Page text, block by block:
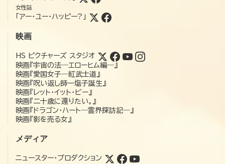
女性誌
「アー・ユー・ハッピー?」
映画
HS ピクチャーズ スタジオ
映画『宇宙の法―エローヒム編―』
映画『愛国女子―紅武士道』
映画『呪い返し師—塩子誕生』
映画『レット・イット・ビー』
映画『二十歳に還りたい。』
映画『ドラゴン・ハート―霊界探訪記―』
映画『影を売る女』
メディア
ニュースター・プロダクション